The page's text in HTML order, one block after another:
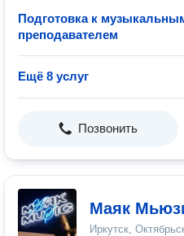
Подготовка к
преподавателем
Ещё 8 услуг
Позвонить
Маяк
Иркутск,